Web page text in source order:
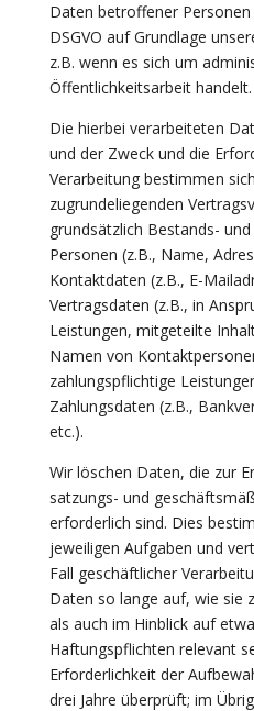
Daten betroffener Personen
DSGVO auf Grundlage
z.B. wenn es sich um
Öffentlichkeitsarbeit handelt.
Die hierbei verarbeiteten
und der Zweck und die
Verarbeitung bestimmen
zugrundeliegenden
grundsätzlich Bestands-
Personen (z.B., Name,
Kontaktdaten (z.B., E-
Vertragsdaten (z.B., in
Leistungen, mitgeteilte
Namen von
zahlungspflichtige
Zahlungsdaten (z.B.,
etc.).
Wir löschen Daten, die zur
satzungs- und
erforderlich sind. Dies
jeweiligen Aufgaben und
Fall geschäftlicher
Daten so lange auf, wie sie
als auch im Hinblick auf
Haftungspflichten relevant
Erforderlichkeit der
drei Jahre überprüft; im